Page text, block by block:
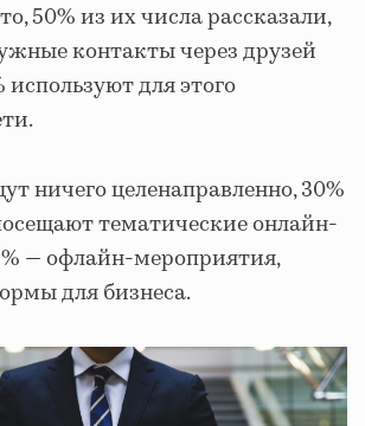
50% из их числа рассказали,
контакты через друзей
используют для этого
ничего целенаправленно, 30%
тематические онлайн-
— офлайн-мероприятия,
для бизнеса.